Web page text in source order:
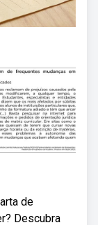
de
Descubra